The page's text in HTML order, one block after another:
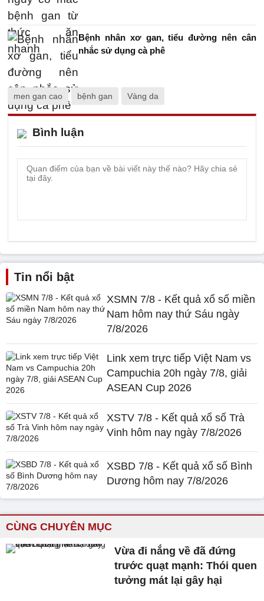
Bệnh nhân xơ gan, tiểu đường nên cân
nhắc sử dụng cà phê
men gan cao bệnh gan Vàng da
Bình luận
Tin nổi bật
XSMN 7/8 - Kết quả xổ số miền
Nam hôm nay thứ Sáu ngày
7/8/2026
Link xem trực tiếp Việt Nam vs
Campuchia 20h ngày 7/8, giải
ASEAN Cup 2026
XSTV 7/8 - Kết quả xổ số Trà
Vinh hôm nay ngày 7/8/2026
XSBD 7/8 - Kết quả xổ số Bình
Dương hôm nay 7/8/2026
CÙNG CHUYÊN MỤC
Vừa đi nắng về đã đứng
trước quạt mạnh: Thói quen
tưởng mát lại gây hại